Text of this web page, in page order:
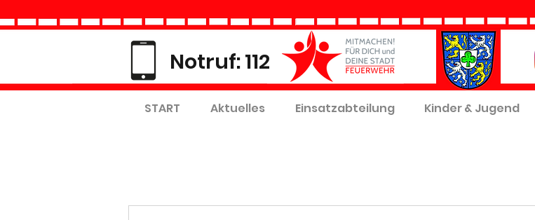
Notruf: 112
START Aktuelles Einsatzabteilung Kinder & Jugend